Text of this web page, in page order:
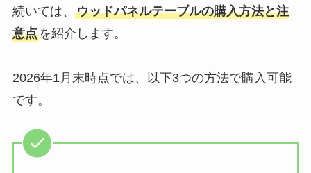
続いては、 ウッドパネルテーブルの購入方法と注
意点を紹介します。
2026年1月末時点では、以下3つの方法で購入可能
です。